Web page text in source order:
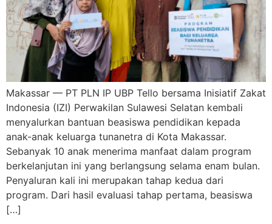
Makassar — PT PLN IP UBP Tello bersama Inisiatif Zakat
Indonesia (IZI) Perwakilan Sulawesi Selatan kembali
menyalurkan bantuan beasiswa pendidikan kepada
anak-anak keluarga tunanetra di Kota Makassar.
Sebanyak 10 anak menerima manfaat dalam program
berkelanjutan ini yang berlangsung selama enam bulan.
Penyaluran kali ini merupakan tahap kedua dari
program. Dari hasil evaluasi tahap pertama, beasiswa
[…]